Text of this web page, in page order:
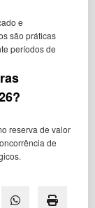
e
são práticas
períodos de
reserva de valor
de